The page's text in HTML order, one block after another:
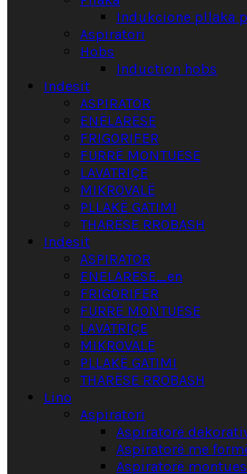
Indukcione pllaka
Aspiratori
Hobs
Induction hobs
Indesit
ASPIRATOR
ENËLARËSE
FRIGORIFER
FURRË MONTUESE
LAVATRIÇE
MIKROVALË
PLLAKË GATIMI
THARËSE RROBASH
Indesit
ASPIRATOR
ENËLARËSE_en
FRIGORIFER
FURRË MONTUESE
LAVATRIÇE
MIKROVALË
PLLAKË GATIMI
THARËSE RROBASH
Lino
Aspiratori
Aspiratorë
Aspiratorë me
Aspiratorë montues